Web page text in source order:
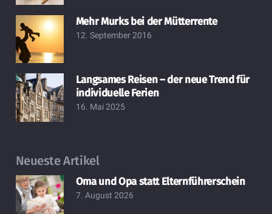
Mehr Murks bei der Mütterrente
12. September 2016
Langsames Reisen – der neue Trend für
individuelle Ferien
16. Mai 2025
Neueste Artikel
Oma und Opa statt Elternführerschein
7. August 2026